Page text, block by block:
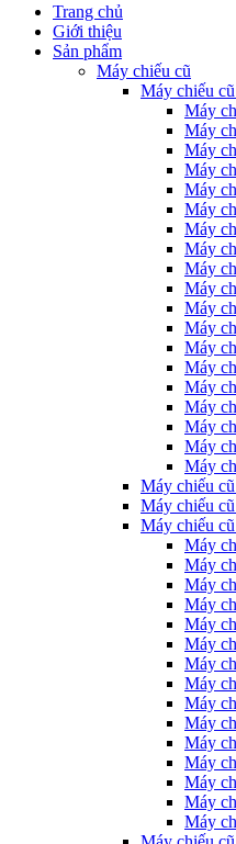
Trang chủ
Giới thiệu
Sản phẩm
Máy chiếu cũ
Máy chiếu
Máy
Máy
Máy
Máy
Máy
Máy
Máy
Máy
Máy
Máy
Máy
Máy
Máy
Máy
Máy
Máy
Máy
Máy
Máy
Máy chiếu
Máy chiếu
Máy chiếu
Máy
Máy
Máy
Máy
Máy
Máy
Máy
Máy
Máy
Máy
Máy
Máy
Máy
Máy
Máy